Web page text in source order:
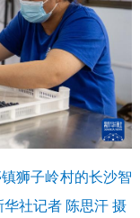
狮子岭村的长沙智
社记者 陈思汗 摄